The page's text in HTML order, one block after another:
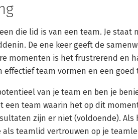
die lid is van een team. Je staat
De ene keer geeft de
momenten is het frustrerend en
effectief team vormen en een goed
van je team en ben je
een team waarin het op dit
zijn er niet (voldoende).
als teamlid vertrouwen op je